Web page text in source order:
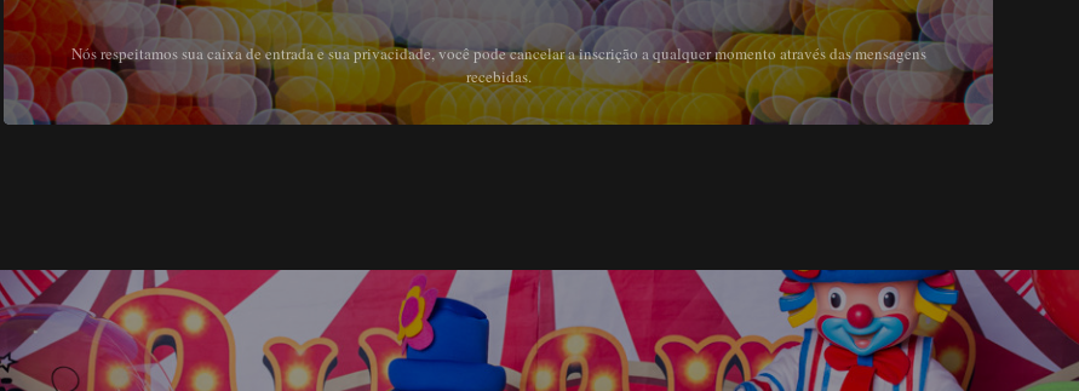
Nós respeitamos sua caixa de entrada e sua privacidade, você pode cancelar a inscrição a qualquer momento através das mensagens
recebidas.